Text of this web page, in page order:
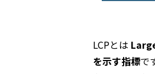
LCPとは
を示す指標で